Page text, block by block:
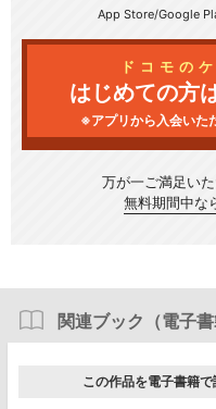
App Store/Google
ドコモの
はじめての方
※アプリから入会いた
万が一ご満足い
無料期間中な
関連ブック（電子書
この作品を電子書籍